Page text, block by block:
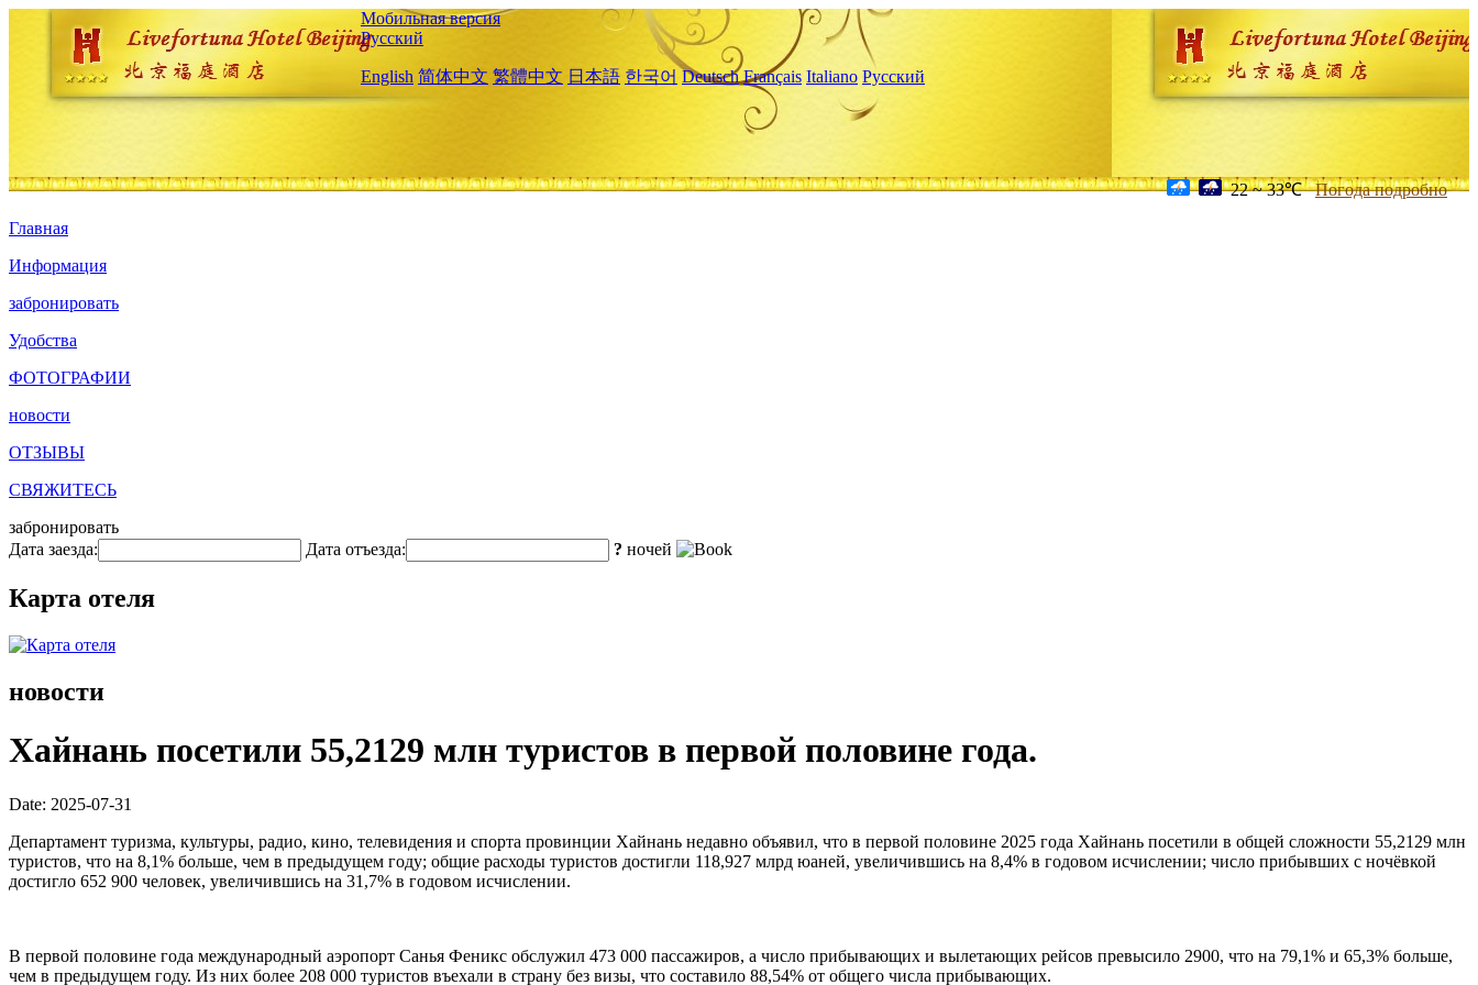
Мобильная версия
Русский
English 简体中文 繁體中文 日本語 한국어 Deutsch Français Italiano Русский
22 ~ 33℃ Погода подробно
Главная
Информация
забронировать
Удобства
ФОТОГРАФИИ
новости
ОТЗЫВЫ
СВЯЖИТЕСЬ
забронировать
Дата заезда:
Дата отъезда: ? ночей
Карта отеля
новости
Хайнань посетили 55,2129 млн туристов в первой половине года.
Date: 2025-07-31
Департамент туризма, культуры, радио, кино, телевидения и спорта провинции Хайнань недавно объявил, что в первой половине 2025 года Хайнань посетили в общей сложности 55,2129 млн
туристов, что на 8,1% больше, чем в предыдущем году; общие расходы туристов достигли 118,927 млрд юаней, увеличившись на 8,4% в годовом исчислении; число прибывших с ночёвкой
достигло 652 900 человек, увеличившись на 31,7% в годовом исчислении.
В первой половине года международный аэропорт Санья Феникс обслужил 473 000 пассажиров, а число прибывающих и вылетающих рейсов превысило 2900, что на 79,1% и 65,3% больше,
чем в предыдущем году. Из них более 208 000 туристов въехали в страну без визы, что составило 88,54% от общего числа прибывающих.